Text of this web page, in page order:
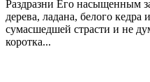
Раздразни Его насыщенным
дерева, ладана, белого
сумасшедшей страсти и не
коротка...